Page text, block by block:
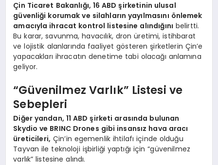
YAŞAM
DIĞER
Çin Ticaret Bakanlığı, 16 ABD şirketinin ulusal
güvenliği korumak ve silahların yayılmasını önlemek
amacıyla ihracat kontrol listesine alındığını belirtti.
Bu karar, savunma, havacılık, dron üretimi, istihbarat
ve lojistik alanlarında faaliyet gösteren şirketlerin Çin’e
yapacakları ihracatın denetime tabi olacağı anlamına
geliyor.
“Güvenilmez Varlık” Listesi ve
Sebepleri
Diğer yandan, 11 ABD şirketi arasında bulunan
Skydio ve BRINC Drones gibi insansız hava aracı
üreticileri, Çin’in egemenlik ihtilafı içinde olduğu
Tayvan ile teknoloji işbirliği yaptığı için “güvenilmez
varlık” listesine alındı.